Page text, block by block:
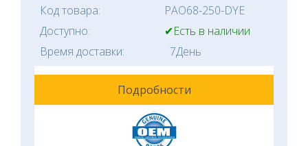
Код товара:
PAO68-250-DYE
Доступно:
✔Есть в наличии
Время доставки:
7День
Подробности